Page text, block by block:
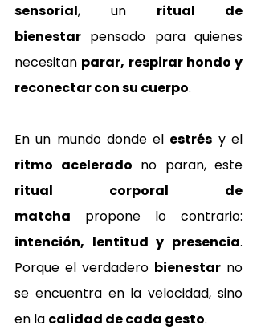
sensorial, un ritual de
bienestar pensado para quienes
necesitan parar, respirar hondo y
reconectar con su cuerpo.
En un mundo donde el estrés
ritmo acelerado
ritual corporal de
matcha
intención, lentitud y presencia.
Porque el verdadero bienestar no
se encuentra en la velocidad, sino
en la calidad de cada gesto.